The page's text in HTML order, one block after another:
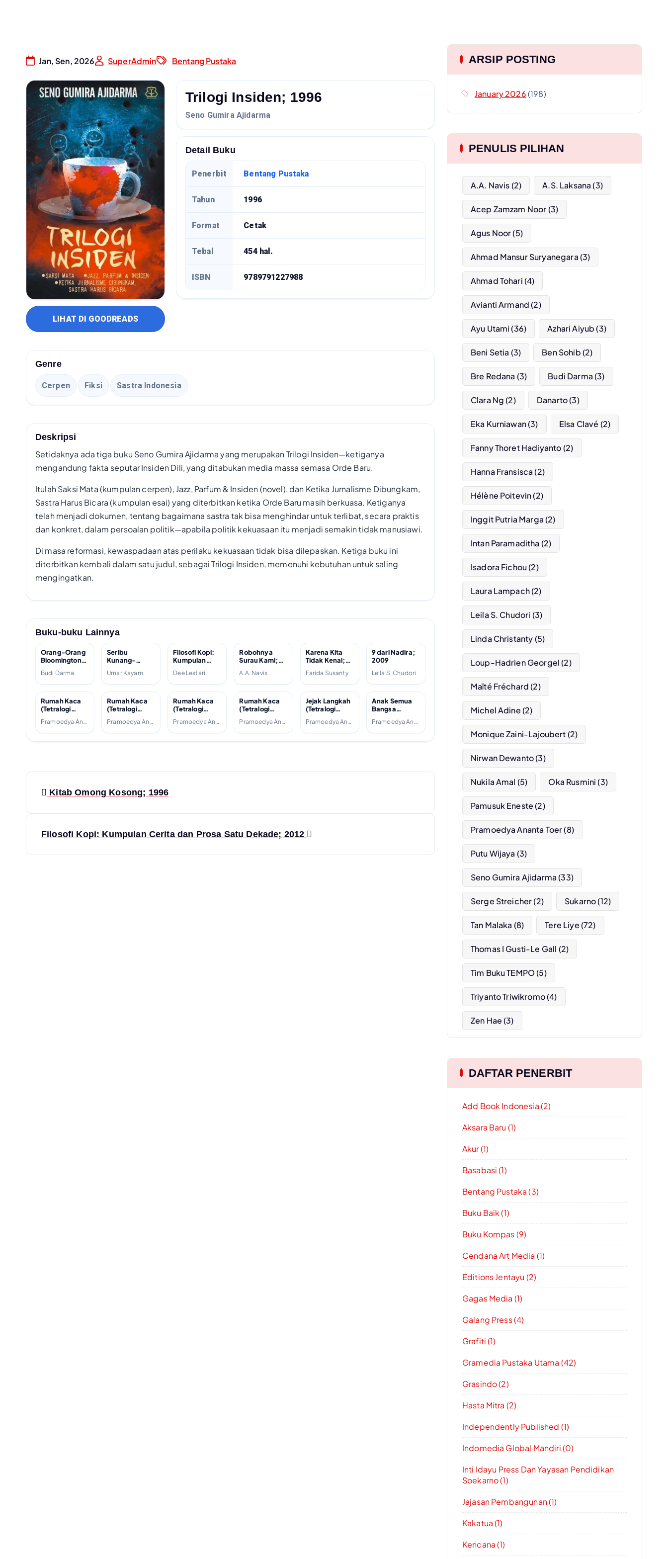
Jan, Sen, 2026 SuperAdmin Bentang Pustaka
LIHAT DI GOODREADS
Trilogi Insiden; 1996
Seno Gumira Ajidarma
Detail Buku
Penerbit Bentang Pustaka
Tahun 1996
Format Cetak
Tebal 454 hal.
ISBN 9789791227988
Genre
Cerpen Fiksi Sastra Indonesia
Deskripsi
Setidaknya ada tiga buku Seno Gumira Ajidarma yang merupakan Trilogi Insiden—ketiganya
mengandung fakta seputar Insiden Dili, yang ditabukan media massa semasa Orde Baru.
Itulah Saksi Mata (kumpulan cerpen), Jazz, Parfum & Insiden (novel), dan Ketika Jurnalisme Dibungkam,
Sastra Harus Bicara (kumpulan esai) yang diterbitkan ketika Orde Baru masih berkuasa. Ketiganya
telah menjadi dokumen, tentang bagaimana sastra tak bisa menghindar untuk terlibat, secara praktis
dan konkret, dalam persoalan politik—apabila politik kekuasaan itu menjadi semakin tidak manusiawi.
Di masa reformasi, kewaspadaan atas perilaku kekuasaan tidak bisa dilepaskan. Ketiga buku ini
diterbitkan kembali dalam satu judul, sebagai Trilogi Insiden, memenuhi kebutuhan untuk saling
mengingatkan.
Buku-buku Lainnya
Orang-Orang
Bloomington;
Budi Darma
Seribu
Kunang-
Manhattan;
2007
Umar Kayam
Filosofi Kopi:
Kumpulan
Prosa Satu
Dekade; 2012
Dee Lestari
Robohnya
Surau Kami;
A.A. Navis
Karena Kita
Tidak Kenal;
Farida Susanty
9 dari Nadira;
2009
Leila S. Chudori
Rumah Kaca
(Tetralogi
1988
Pramoedya Ananta Toer
Rumah Kaca
(Tetralogi
1988
Pramoedya Ananta Toer
Rumah Kaca
(Tetralogi
2001
Pramoedya Ananta Toer
Rumah Kaca
(Tetralogi
1988
Pramoedya Ananta Toer
Jejak Langkah
(Tetralogi
2007
Pramoedya Ananta Toer
Anak Semua
Bangsa
Buru, #2);
1981
Pramoedya Ananta Toer
Kitab Omong Kosong; 1996
Filosofi Kopi: Kumpulan Cerita dan Prosa Satu Dekade; 2012
ARSIP POSTING
January 2026(198)
PENULIS PILIHAN
A.A. Navis(2) A.S. Laksana(3)
Acep Zamzam Noor(3)
Agus Noor(5)
Ahmad Mansur Suryanegara(3)
Ahmad Tohari(4)
Avianti Armand(2)
Ayu Utami(36) Azhari Aiyub(3)
Beni Setia (3) Ben Sohib(2)
Bre Redana (3) Budi Darma(3)
Clara Ng(2) Danarto(3)
Eka Kurniawan(3) Elsa Clavé (2)
Fanny Thoret Hadiyanto(2)
Hanna Fransisca(2)
Hélène Poitevin(2)
Inggit Putria Marga(2)
Intan Paramaditha (2)
Isadora Fichou(2)
Laura Lampach(2)
Leila S. Chudori (3)
Linda Christanty(5)
Loup-Hadrien Georgel(2)
Maïté Fréchard(2)
Michel Adine(2)
Monique Zaini-Lajoubert(2)
Nirwan Dewanto(3)
Nukila Amal (5) Oka Rusmini(3)
Pamusuk Eneste(2)
Pramoedya Ananta Toer(8)
Putu Wijaya (3)
Seno Gumira Ajidarma(33)
Serge Streicher(2) Sukarno(12)
Tan Malaka (8) Tere Liye(72)
Thomas I Gusti-Le Gall (2)
Tim Buku TEMPO(5)
Triyanto Triwikromo(4)
Zen Hae(3)
DAFTAR PENERBIT
Add Book Indonesia (2)
Aksara Baru (1)
Akur (1)
Basabasi (1)
Bentang Pustaka (3)
Buku Baik (1)
Buku Kompas (9)
Cendana Art Media (1)
Editions Jentayu (2)
Gagas Media (1)
Galang Press (4)
Grafiti (1)
Gramedia Pustaka Utama (42)
Grasindo (2)
Hasta Mitra (2)
Independently Published (1)
Indomedia Global Mandiri (0)
Inti Idayu Press Dan Yayasan Pendidikan
Soekarno (1)
Jajasan Pembangunan (1)
Kakatua (1)
Kencana (1)